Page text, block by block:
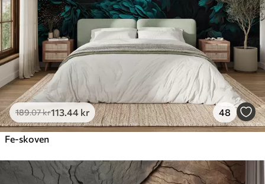
Premium vinyl
.67310 .00kr/m²
Peel and Stick
666.67400 .00
189.07kr113 .44 kr 48
Fe-skoven